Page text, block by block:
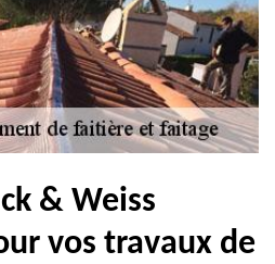
& Weiss
vos travaux de